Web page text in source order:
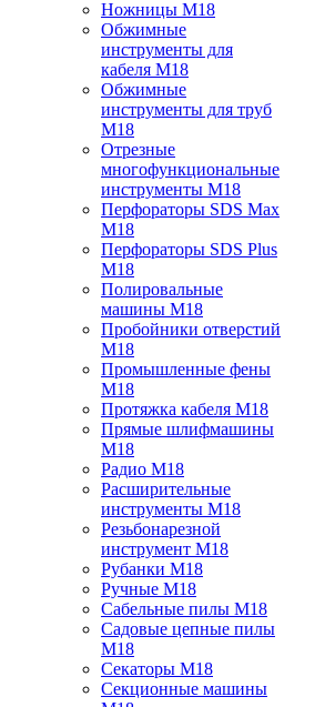
Ножницы M18
Обжимные
инструменты для
кабеля M18
Обжимные
инструменты для труб
M18
Отрезные
многофункциональные
инструменты M18
Перфораторы SDS Max
M18
Перфораторы SDS Plus
M18
Полировальные
машины M18
Пробойники отверстий
M18
Промышленные фены
M18
Протяжка кабеля M18
Прямые шлифмашины
M18
Радио M18
Расширительные
инструменты M18
Резьбонарезной
инструмент M18
Рубанки M18
Ручные M18
Сабельные пилы M18
Садовые цепные пилы
M18
Секаторы M18
Секционные машины